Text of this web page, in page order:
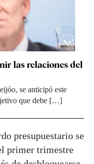
las relaciones del
se anticipó este
que debe […]
presupuestario se
primer trimestre